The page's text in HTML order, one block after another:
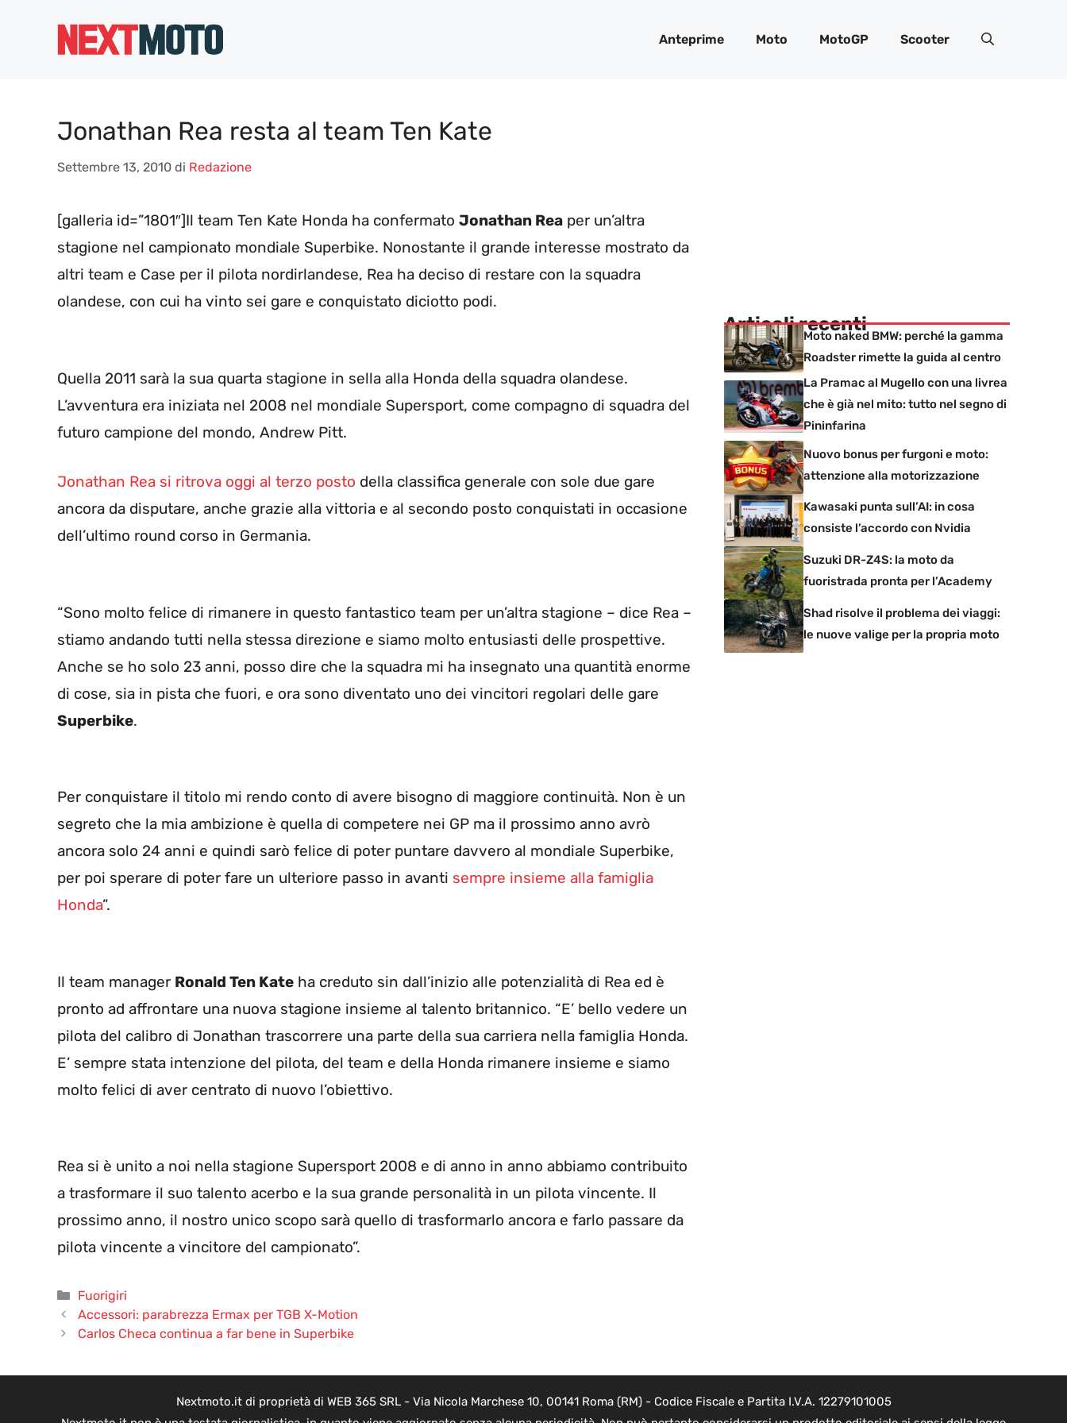
Anteprime Moto MotoGP Scooter
Jonathan Rea resta al team Ten Kate
Settembre 13, 2010 di Redazione
[galleria id=”1801″]Il team Ten Kate Honda ha confermato Jonathan Rea per un’altra
stagione nel campionato mondiale Superbike. Nonostante il grande interesse mostrato da
altri team e Case per il pilota nordirlandese, Rea ha deciso di restare con la squadra
olandese, con cui ha vinto sei gare e conquistato diciotto podi.
Quella 2011 sarà la sua quarta stagione in sella alla Honda della squadra olandese.
L’avventura era iniziata nel 2008 nel mondiale Supersport, come compagno di squadra del
futuro campione del mondo, Andrew Pitt.
Jonathan Rea si ritrova oggi al terzo posto della classifica generale con sole due gare
ancora da disputare, anche grazie alla vittoria e al secondo posto conquistati in occasione
dell’ultimo round corso in Germania.
“Sono molto felice di rimanere in questo fantastico team per un’altra stagione – dice Rea –
stiamo andando tutti nella stessa direzione e siamo molto entusiasti delle prospettive.
Anche se ho solo 23 anni, posso dire che la squadra mi ha insegnato una quantità enorme
di cose, sia in pista che fuori, e ora sono diventato uno dei vincitori regolari delle gare
Superbike.
Per conquistare il titolo mi rendo conto di avere bisogno di maggiore continuità. Non è un
segreto che la mia ambizione è quella di competere nei GP ma il prossimo anno avrò
ancora solo 24 anni e quindi sarò felice di poter puntare davvero al mondiale Superbike,
per poi sperare di poter fare un ulteriore passo in avanti sempre insieme alla famiglia
Honda”.
Il team manager Ronald Ten Kate ha creduto sin dall’inizio alle potenzialità di Rea ed è
pronto ad affrontare una nuova stagione insieme al talento britannico. “E’ bello vedere un
pilota del calibro di Jonathan trascorrere una parte della sua carriera nella famiglia Honda.
E’ sempre stata intenzione del pilota, del team e della Honda rimanere insieme e siamo
molto felici di aver centrato di nuovo l’obiettivo.
Rea si è unito a noi nella stagione Supersport 2008 e di anno in anno abbiamo contribuito
a trasformare il suo talento acerbo e la sua grande personalità in un pilota vincente. Il
prossimo anno, il nostro unico scopo sarà quello di trasformarlo ancora e farlo passare da
pilota vincente a vincitore del campionato”.
Categorie
Fuorigiri
Accessori: parabrezza Ermax per TGB X-Motion
Carlos Checa continua a far bene in Superbike
Articoli recenti
Moto naked BMW: perché la gamma
Roadster rimette la guida al centro
La Pramac al Mugello con una livrea
che è già nel mito: tutto nel segno di
Pininfarina
Nuovo bonus per furgoni e moto:
attenzione alla motorizzazione
Kawasaki punta sull’AI: in cosa
consiste l’accordo con Nvidia
Suzuki DR-Z4S: la moto da
fuoristrada pronta per l’Academy
Shad risolve il problema dei viaggi:
le nuove valige per la propria moto
Nextmoto.it di proprietà di WEB 365 SRL - Via Nicola Marchese 10, 00141 Roma (RM) - Codice Fiscale e Partita I.V.A. 12279101005